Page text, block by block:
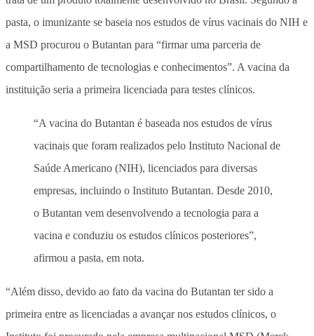
pasta, o imunizante se baseia nos estudos de vírus vacinais do NIH e
a MSD procurou o Butantan para “firmar uma parceria de
compartilhamento de tecnologias e conhecimentos”. A vacina da
instituição seria a primeira licenciada para testes clínicos.
“A vacina do Butantan é baseada nos estudos de vírus
vacinais que foram realizados pelo Instituto Nacional de
Saúde Americano (NIH), licenciados para diversas
empresas, incluindo o Instituto Butantan. Desde 2010,
o Butantan vem desenvolvendo a tecnologia para a
vacina e conduziu os estudos clínicos posteriores”,
afirmou a pasta, em nota.
“Além disso, devido ao fato da vacina do Butantan ter sido a
primeira entre as licenciadas a avançar nos estudos clínicos, o